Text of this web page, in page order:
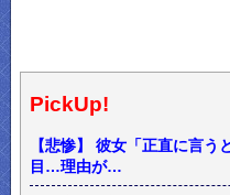
PickUp!
【悲惨】 彼女「正直に言
目…理由が…